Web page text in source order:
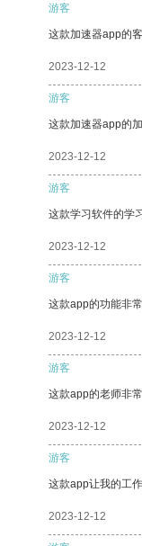
游客
这款加速器app的
2023-12-12
游客
这款加速器app的
2023-12-12
游客
这款学习软件的学
2023-12-12
游客
这款app的功能非
2023-12-12
游客
这款app的老师非
2023-12-12
游客
这款app让我的工
2023-12-12